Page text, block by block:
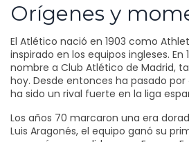
Orígenes y
El Atlético nació en 1903 como
inspirado en los equipos ingleses. En
nombre a Club Atlético de Madrid,
hoy. Desde entonces ha pasado
ha sido un rival fuerte en la liga
Los años 70 marcaron una era
Luis Aragonés, el equipo ganó su